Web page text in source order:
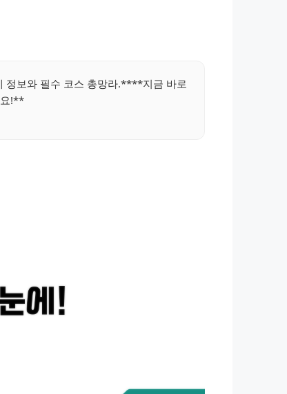
보와 필수 코스 총망라.****지금 바로
요!**